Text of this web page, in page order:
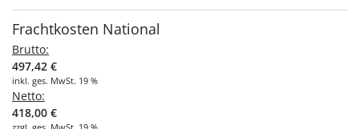
Frachtkosten National
Brutto:
497,42 €
inkl. ges. MwSt. 19 %
Netto:
418,00 €